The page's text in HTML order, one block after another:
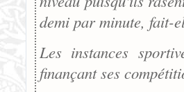
demi par minute, fait-
Les instances
finançant ses